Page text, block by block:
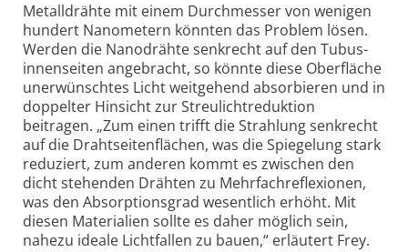
Metalldrähte mit einem Durchmesser von wenigen
hundert Nanometern könnten das Problem lösen.
Werden die Nanodrähte senkrecht auf den Tubus­
innenseiten angebracht, so könnte diese Oberfläche
unerwünschtes Licht weitgehend absorbieren und in
doppelter Hinsicht zur Streu­licht­reduktion
beitragen. „Zum einen trifft die Strahlung senkrecht
auf die Draht­seiten­flächen, was die Spiegelung stark
reduziert, zum anderen kommt es zwischen den
dicht stehenden Drähten zu Mehrfach­reflexionen,
was den Absorptions­grad wesentlich erhöht. Mit
diesen Materialien sollte es daher möglich sein,
nahezu ideale Lichtfallen zu bauen,“ erläutert Frey.